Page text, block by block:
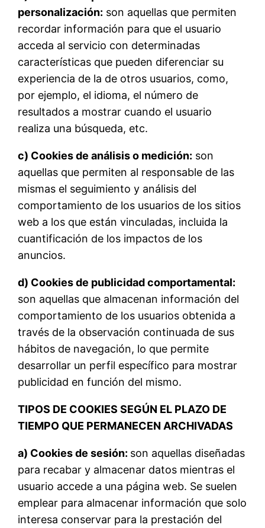
personalización: son aquellas que permiten
recordar información para que el usuario
acceda al servicio con determinadas
características que pueden diferenciar su
experiencia de la de otros usuarios, como,
por ejemplo, el idioma, el número de
resultados a mostrar cuando el usuario
realiza una búsqueda, etc.
c) Cookies de análisis o medición: son
aquellas que permiten al responsable de las
mismas el seguimiento y análisis del
comportamiento de los usuarios de los sitios
web a los que están vinculadas, incluida la
cuantificación de los impactos de los
anuncios.
d) Cookies de publicidad comportamental:
son aquellas que almacenan información del
comportamiento de los usuarios obtenida a
través de la observación continuada de sus
hábitos de navegación, lo que permite
desarrollar un perfil específico para mostrar
publicidad en función del mismo.
TIPOS DE COOKIES SEGÚN EL PLAZO DE
TIEMPO QUE PERMANECEN ARCHIVADAS
a) Cookies de sesión: son aquellas diseñadas
para recabar y almacenar datos mientras el
usuario accede a una página web. Se suelen
emplear para almacenar información que solo
interesa conservar para la prestación del